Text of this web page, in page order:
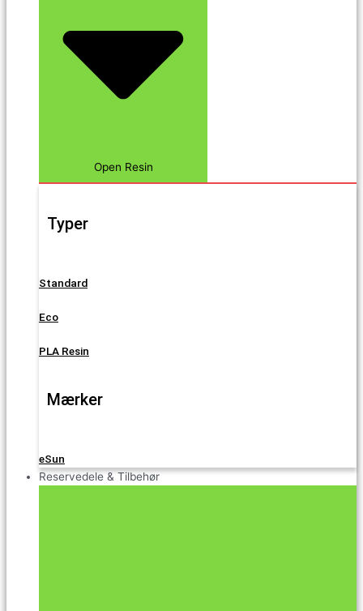
Open Resin
Typer
Standard
Eco
PLA Resin
Mærker
eSun
Reservedele & Tilbehør